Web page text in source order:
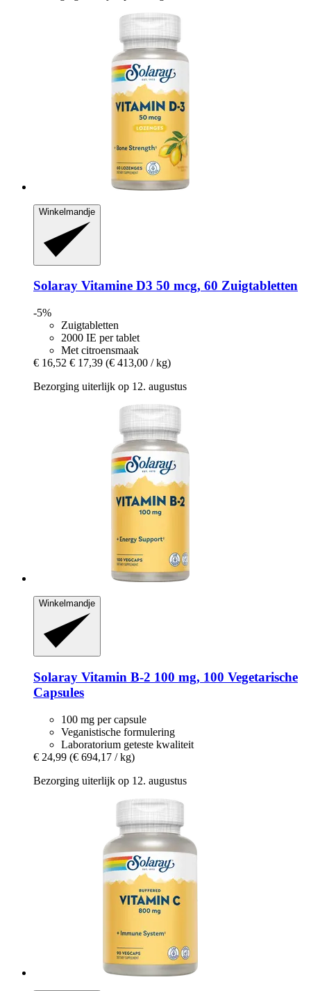
Winkelmandje
Solaray Vitamine D3 50 mcg, 60 Zuigtabletten
-5%
Zuigtabletten
2000 IE per tablet
Met citroensmaak
€ 16,52 € 17,39 (€ 413,00 / kg)
Bezorging uiterlijk op 12. augustus
Winkelmandje
Solaray Vitamin B-​2 100 mg, 100 Vegetarische
Capsules
100 mg per capsule
Veganistische formulering
Laboratorium geteste kwaliteit
€ 24,99 (€ 694,17 / kg)
Bezorging uiterlijk op 12. augustus